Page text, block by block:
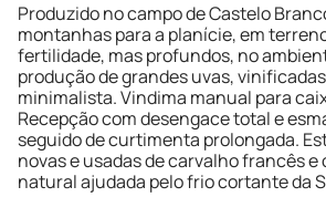
Produzido no campo de Castelo
montanhas para a planície, em
fertilidade, mas profundos, no
produção de grandes uvas,
minimalista. Vindima manual para
Recepção com desengace total e
seguido de curtimenta prolongada.
novas e usadas de carvalho francês
natural ajudada pelo frio cortante da